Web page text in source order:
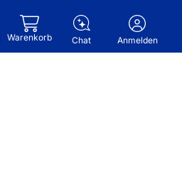
Warenkorb Chat Anmelden